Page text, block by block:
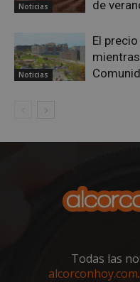
Noticias
de
Noticias
El
Todas las
alcorconhoy.com
sp_t